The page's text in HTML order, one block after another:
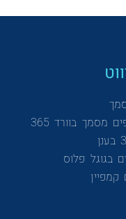
מסמך בוורד 365
בגוגל פלוס
קמפיין